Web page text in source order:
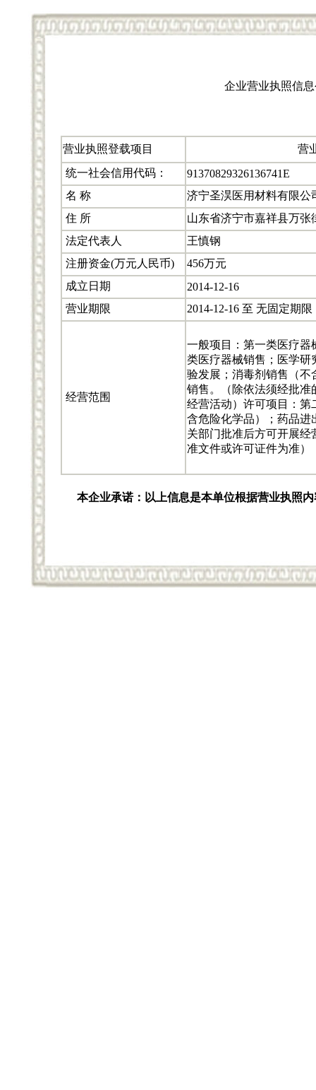
企业营业执照信
营业执照登载项目
营
统一社会信用代码：
91370829326136741E
名 称
济宁圣淏医用材料有限公
住 所
山东省济宁市嘉祥县万张
法定代表人
王慎钢
注册资金(万元人民币)
456万元
成立日期
2014-12-16
营业期限
2014-12-16 至 无固定期限
经营范围
一般项目：第一类医疗器
类医疗器械销售；医学研
验发展；消毒剂销售（不
销售。（除依法须经批准
经营活动）许可项目：第
含危险化学品）；药品进
关部门批准后方可开展
准文件或许可证件为准）
本企业承诺：以上信息是本单位根据营业执照